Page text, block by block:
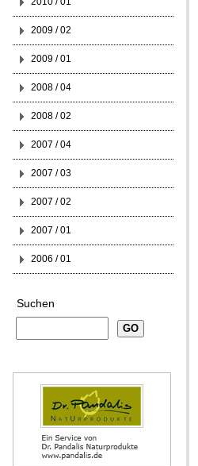
2009 / 02
2009 / 01
2008 / 04
2008 / 02
2007 / 04
2007 / 03
2007 / 02
2007 / 01
2006 / 01
Suchen